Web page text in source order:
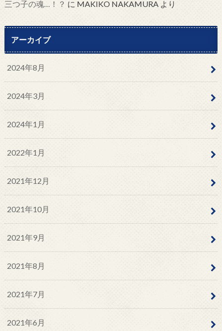
三つ子の魂…！？ に MAKIKO NAKAMURAより
アーカイブ
2024年8月
2024年3月
2024年1月
2022年1月
2021年12月
2021年10月
2021年9月
2021年8月
2021年7月
2021年6月